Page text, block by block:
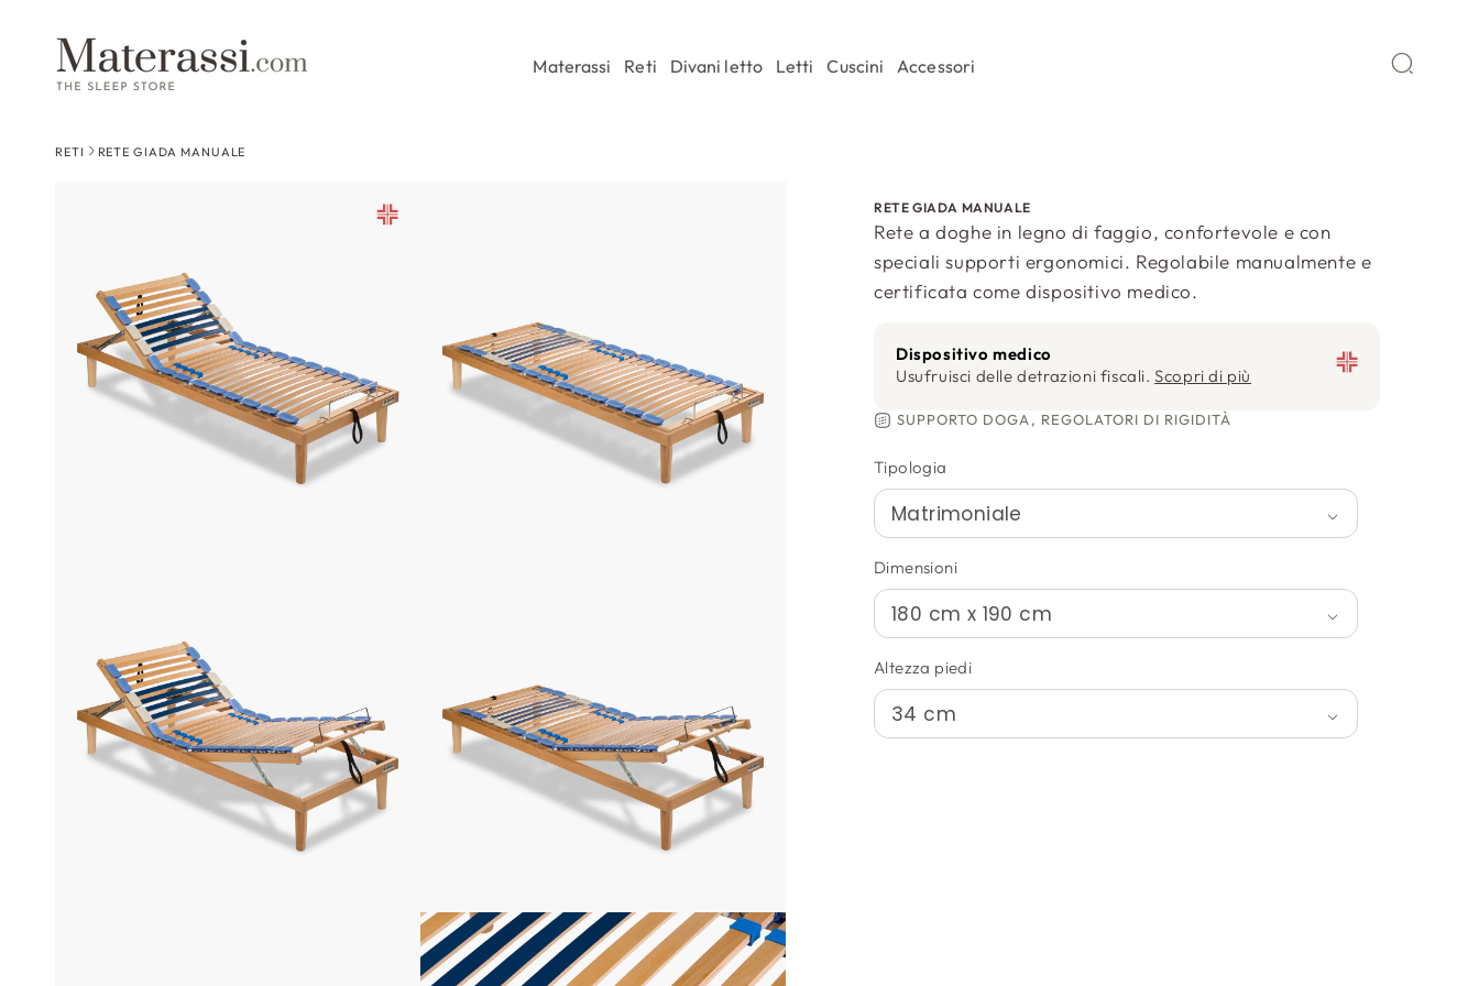
Materassi Reti Divani letto Letti Cuscini Accessori
RETI RETE GIADA MANUALE
Passa alle
RETE GIADA MANUALE
Rete a doghe in legno di faggio, confortevole e con
speciali supporti ergonomici. Regolabile manualmente e
certificata come dispositivo medico.
Dispositivo medico
Usufruisci delle detrazioni fiscali.Scopri di più
SUPPORTO DOGA, REGOLATORI DI RIGIDITÀ
Tipologia
Dimensioni
Altezza piedi